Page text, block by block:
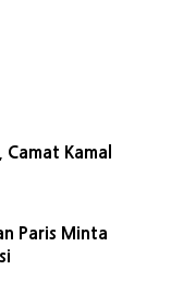
Kamal
Paris Minta